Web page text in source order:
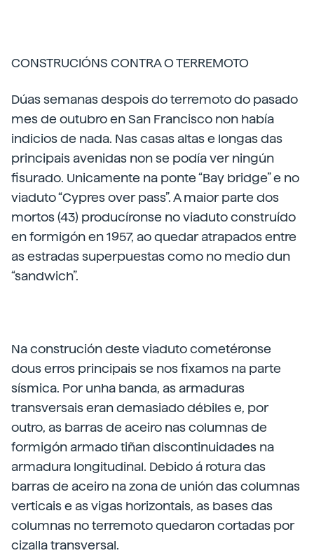
CONSTRUCIÓNS CONTRA O TERREMOTO
Dúas semanas despois do terremoto do pasado
mes de outubro en San Francisco non había
indicios de nada. Nas casas altas e longas das
principais avenidas non se podía ver ningún
fisurado. Unicamente na ponte “Bay bridge” e no
viaduto “Cypres over pass”. A maior parte dos
mortos (43) producíronse no viaduto construído
en formigón en 1957, ao quedar atrapados entre
as estradas superpuestas como no medio dun
“sandwich”.
Na construción deste viaduto cometéronse
dous erros principais se nos fixamos na parte
sísmica. Por unha banda, as armaduras
transversais eran demasiado débiles e, por
outro, as barras de aceiro nas columnas de
formigón armado tiñan discontinuidades na
armadura longitudinal. Debido á rotura das
barras de aceiro na zona de unión das columnas
verticais e as vigas horizontais, as bases das
columnas no terremoto quedaron cortadas por
cizalla transversal.